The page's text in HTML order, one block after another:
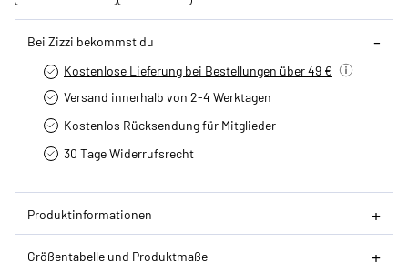
Bei Zizzi bekommst du
Kostenlose Lieferung bei Bestellungen über 49 €
Versand innerhalb von 2-4 Werktagen
Kostenlos Rücksendung für Mitglieder
30 Tage Widerrufsrecht
Produktinformationen
Größentabelle und Produktmaße